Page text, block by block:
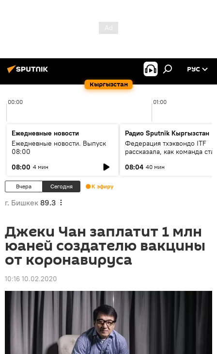
Кыргызстан
РУС
00:00 01:00
Ежедневные новости
Ежедневные новости. Выпуск
08:00
08:00 4 мин
Радио Sputnik Кыргызстан
Федерация тхэквондо ITF
рассказала, как команда
08:04 40 мин
Вчера Сегодня К эфиру
г. Бишкек 89.3
Джеки Чан заплатит 1 млн
юаней создателю вакцины
от коронавируса
10:16 10.02.2020